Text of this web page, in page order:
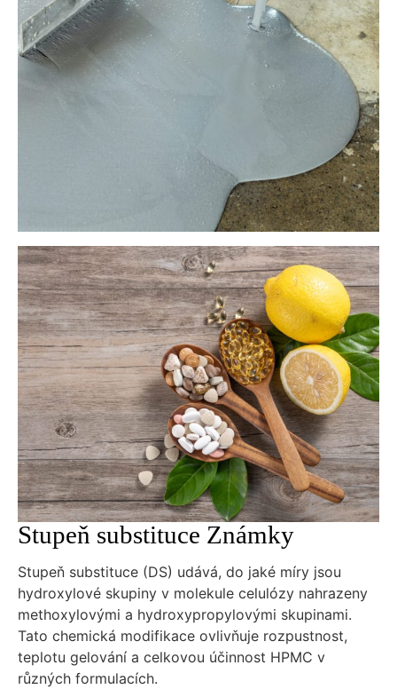
Stupeň substituce Známky
Stupeň substituce (DS) udává, do jaké míry jsou
hydroxylové skupiny v molekule celulózy nahrazeny
methoxylovými a hydroxypropylovými skupinami.
Tato chemická modifikace ovlivňuje rozpustnost,
teplotu gelování a celkovou účinnost HPMC v
různých formulacích.